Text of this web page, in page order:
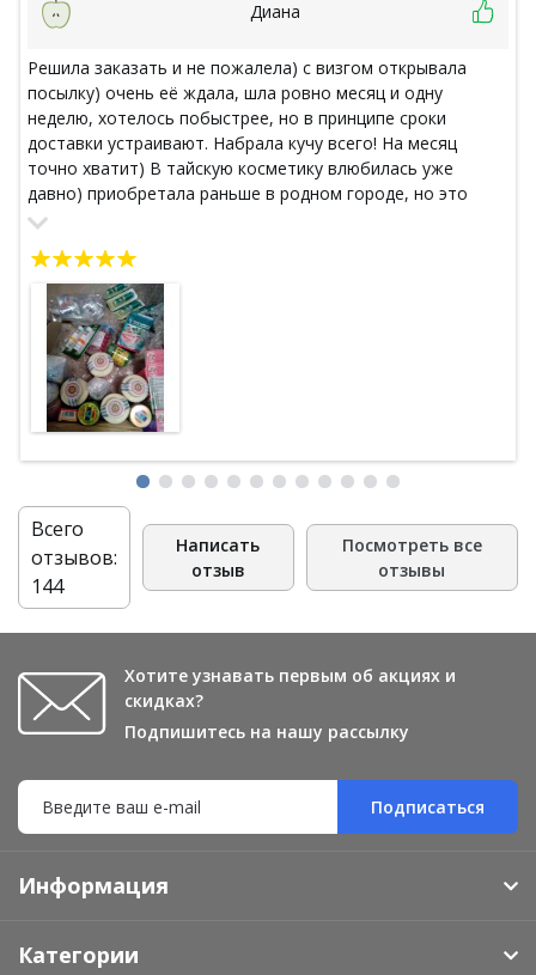
Диана
Решила заказать и не пожалела) с визгом открывала
посылку) очень её ждала, шла ровно месяц и одну
неделю, хотелось побыстрее, но в принципе сроки
доставки устраивают. Набрала кучу всего! На месяц
точно хватит) В тайскую косметику влюбилась уже
давно) приобретала раньше в родном городе, но это
довольно накладно, ассортимент не такой
других продуктов! Упаковано все на 5+!
Всего
отзывов:
144
Написать
отзыв
Посмотреть все
отзывы
Хотите узнавать первым об акциях и
скидках?
Подпишитесь на нашу рассылку
Подписаться
Информация
Категории